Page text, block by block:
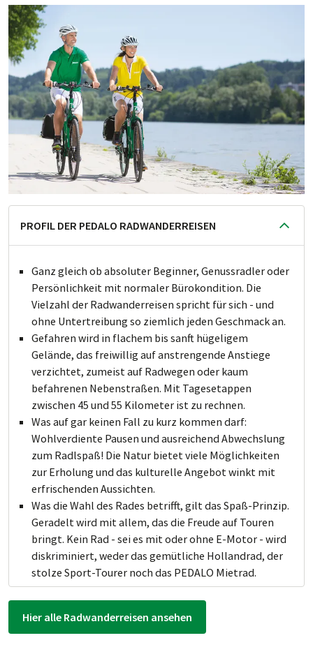
PROFIL DER PEDALO RADWANDERREISEN
Ganz gleich ob absoluter Beginner, Genussradler oder
Persönlichkeit mit normaler Bürokondition. Die
Vielzahl der Radwanderreisen spricht für sich - und
ohne Untertreibung so ziemlich jeden Geschmack an.
Gefahren wird in flachem bis sanft hügeligem
Gelände, das freiwillig auf anstrengende Anstiege
verzichtet, zumeist auf Radwegen oder kaum
befahrenen Nebenstraßen. Mit Tagesetappen
zwischen 45 und 55 Kilometer ist zu rechnen.
Was auf gar keinen Fall zu kurz kommen darf:
Wohlverdiente Pausen und ausreichend Abwechslung
zum Radlspaß! Die Natur bietet viele Möglichkeiten
zur Erholung und das kulturelle Angebot winkt mit
erfrischenden Aussichten.
Was die Wahl des Rades betrifft, gilt das Spaß-Prinzip.
Geradelt wird mit allem, das die Freude auf Touren
bringt. Kein Rad - sei es mit oder ohne E-Motor - wird
diskriminiert, weder das gemütliche Hollandrad, der
stolze Sport-Tourer noch das PEDALO Mietrad.
Hier alle Radwanderreisen ansehen